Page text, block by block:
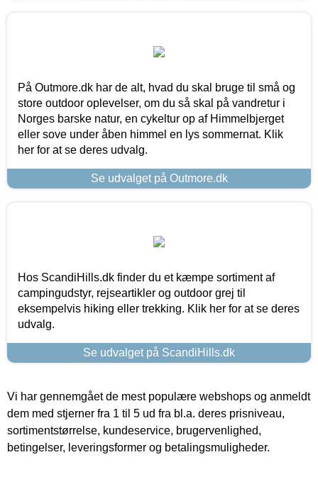
På Outmore.dk har de alt, hvad du skal bruge til små og
store outdoor oplevelser, om du så skal på vandretur i
Norges barske natur, en cykeltur op af Himmelbjerget
eller sove under åben himmel en lys sommernat. Klik
her for at se deres udvalg.
Se udvalget på Outmore.dk
Hos ScandiHills.dk finder du et kæmpe sortiment af
campingudstyr, rejseartikler og outdoor grej til
eksempelvis hiking eller trekking. Klik her for at se deres
udvalg.
Se udvalget på ScandiHills.dk
Vi har gennemgået de mest populære webshops og anmeldt
dem med stjerner fra 1 til 5 ud fra bl.a. deres prisniveau,
sortimentstørrelse, kundeservice, brugervenlighed,
betingelser, leveringsformer og betalingsmuligheder.